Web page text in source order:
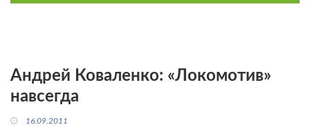
Андрей Коваленко: «Локомотив»
навсегда
16.09.2011